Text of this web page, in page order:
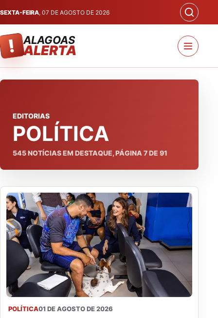
SEXTA-FEIRA, 07 DE AGOSTO DE 2026
! ALAGOAS
ALERTA
EDITORIAS
POLÍTICA
545NOTÍCIAS EM DESTAQUE, PÁGINA 7DE 91
POLÍTICA01 DE AGOSTO DE 2026